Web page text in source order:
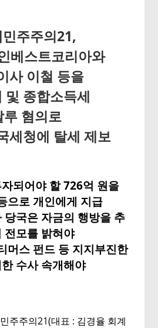
주주의21,
베스트코리아와
사 이철 등을
및 종합소득세
루 혐의로
세청에 탈세 제보
되어야 할 726억 원을
으로 개인에게 지급
당국은 자금의 행방을 추
전모를 밝혀야
머스 펀드 등 지지부진한
수사 속개해야
주주의21(대표 : 김경율 회계